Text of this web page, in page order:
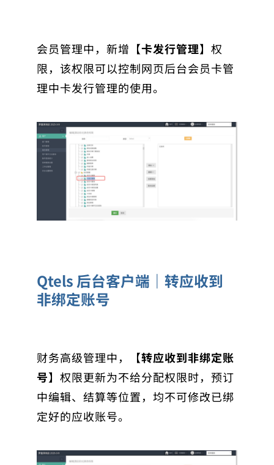
会员管理中，新增【卡发行管理】权
限，该权限可以控制网页后台会员卡管
理中卡发行管理的使用。
Qtels 后台客户端｜转应收到
非绑定账号
财务高级管理中，【转应收到非绑定账
号】权限更新为不给分配权限时，预订
中编辑、结算等位置，均不可修改已绑
定好的应收账号。